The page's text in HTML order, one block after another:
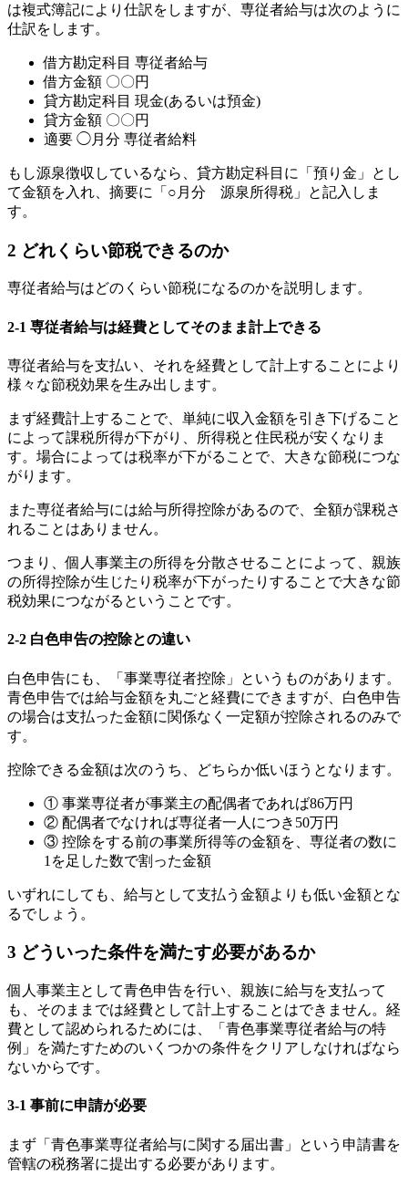
は複式簿記により仕訳をしますが、専従者給与は次のように
仕訳をします。
借方勘定科目 専従者給与
借方金額 〇〇円
貸方勘定科目 現金(あるいは預金)
貸方金額 〇〇円
適要 ◯月分 専従者給料
もし源泉徴収しているなら、貸方勘定科目に「預り金」とし
て金額を入れ、摘要に「 ○ 月分 源泉所得税」と記入しま
す。
2 どれくらい節税できるのか
専従者給与はどのくらい節税になるのかを説明します。
2-1 専従者給与は経費としてそのまま計上できる
専従者給与を支払い、それを経費として計上することにより
様々な節税効果を生み出します。
まず経費計上することで、単純に収入金額を引き下げること
によって課税所得が下がり、所得税と住民税が安くなりま
す。場合によっては税率が下がることで、大きな節税につな
がります。
また専従者給与には給与所得控除があるので、全額が課税さ
れることはありません。
つまり、個人事業主の所得を分散させることによって、親族
の所得控除が生じたり税率が下がったりすることで大きな節
税効果につながるということです。
2-2 白色申告の控除との違い
白色申告にも、「事業専従者控除」というものがあります。
青色申告では給与金額を丸ごと経費にできますが、白色申告
の場合は支払った金額に関係なく一定額が控除されるのみで
す。
控除できる金額は次のうち、どちらか低いほうとなります。
① 事業専従者が事業主の配偶者であれば86万円
② 配偶者でなければ専従者一人につき 50万円
③ 控除をする前の事業所得等の金額を、専従者の数に
1 を足した数で割った金額
いずれにしても、給与として支払う金額よりも低い金額とな
るでしょう。
3 どういった条件を満たす必要があるか
個人事業主として青色申告を行い、親族に給与を支払って
も、そのままでは経費として計上することはできません。経
費として認められるためには、「青色事業専従者給与の特
例」を満たすためのいくつかの条件をクリアしなければなら
ないからです。
3-1 事前に申請が必要
まず「青色事業専従者給与に関する届出書」という申請書を
管轄の税務署に提出する必要があります。